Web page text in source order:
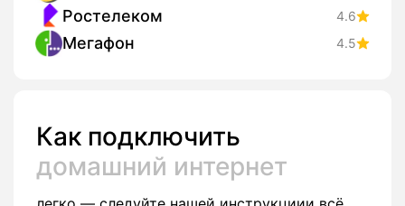
Ростелеком 4.6
Мегафон 4.5
Как подключить
домашний интернет